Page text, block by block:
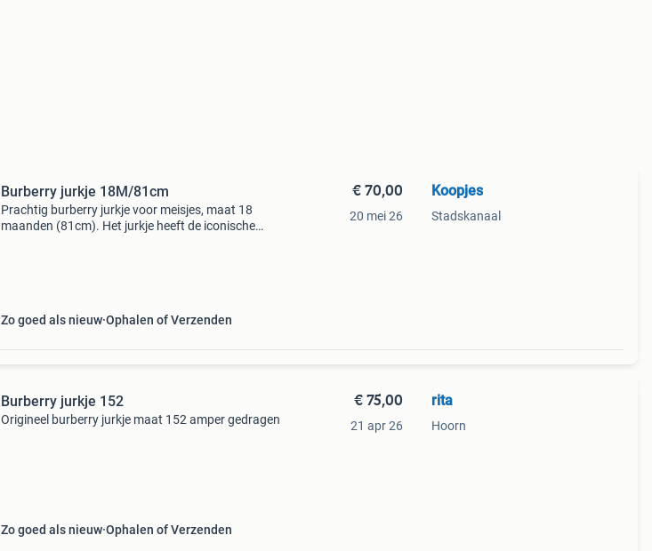
Burberry jurkje 18M/81cm
Prachtig burberry jurkje voor meisjes, maat 18
maanden (81cm). Het jurkje heeft de iconische
Zo goed als nieuw Ophalen of Verzenden
€ 70,00
20 mei 26
Koopjes
Stadskanaal
Burberry jurkje 152
Origineel burberry jurkje maat 152 amper gedragen
Zo goed als nieuw Ophalen of Verzenden
€ 75,00
21 apr 26
rita
Hoorn